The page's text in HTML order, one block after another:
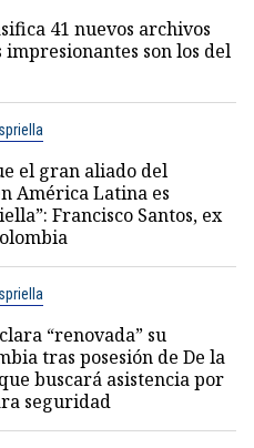
41 nuevos archivos
impresionantes son los del
el gran aliado del
América Latina es
Francisco Santos, ex
“renovada” su
tras posesión de De la
buscará asistencia por
seguridad